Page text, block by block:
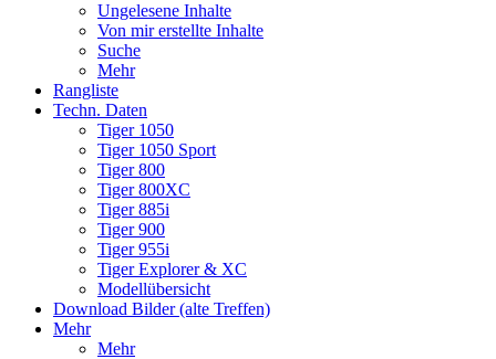
Ungelesene Inhalte
Von mir erstellte Inhalte
Suche
Mehr
Rangliste
Techn. Daten
Tiger 1050
Tiger 1050 Sport
Tiger 800
Tiger 800XC
Tiger 885i
Tiger 900
Tiger 955i
Tiger Explorer & XC
Modellübersicht
Download Bilder (alte Treffen)
Mehr
Mehr